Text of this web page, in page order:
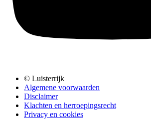
© Luisterrijk
Algemene voorwaarden
Disclaimer
Klachten en herroepingsrecht
Privacy en cookies